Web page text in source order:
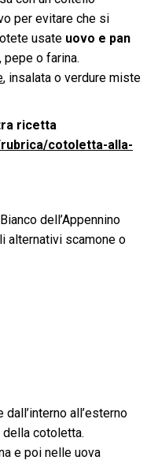
per evitare che si
usate uovo e pan
pepe o farina.
, insalata o verdure miste
ricetta
cotoletta-alla-
dell’Appennino
alternativi scamone o
all’esterno
cotoletta.
e poi nelle uova